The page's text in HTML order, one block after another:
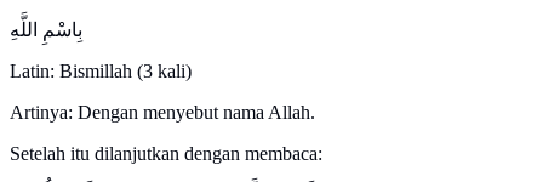
بِاسْمِ اللَّهِ
Latin: Bismillah (3 kali)
Artinya: Dengan menyebut nama Allah.
Setelah itu dilanjutkan dengan membaca: